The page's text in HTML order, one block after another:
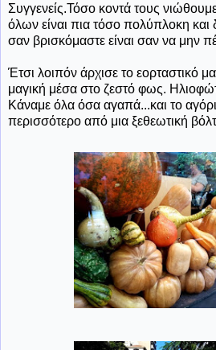
Συγγενείς.Τόσο κοντά τους
όλων είναι πια τόσο πολύπλοκη
σαν βρισκόμαστε είναι σαν να μην
Έτσι λοιπόν άρχισε το εορταστικό
μαγική μέσα στο ζεστό φως.
Κάναμε όλα όσα αγαπά...και το
περισσότερο από μια ξεθεωτική